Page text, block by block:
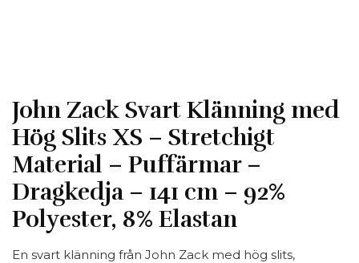
John Zack Svart Klänning med
Hög Slits XS – Stretchigt
Material – Puffärmar –
Dragkedja – 141 cm – 92%
Polyester, 8% Elastan
En svart klänning från John Zack med hög slits,